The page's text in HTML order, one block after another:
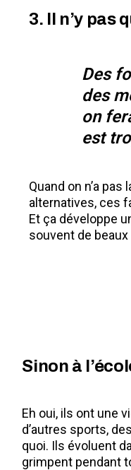
3. Il n’y pas
Des
des
on
est
Quand on n’a
alternatives, ces
Et ça développe
souvent de
Sinon à
Eh oui, ils ont une
d’autres sports,
quoi. Ils évoluent
grimpent pendant